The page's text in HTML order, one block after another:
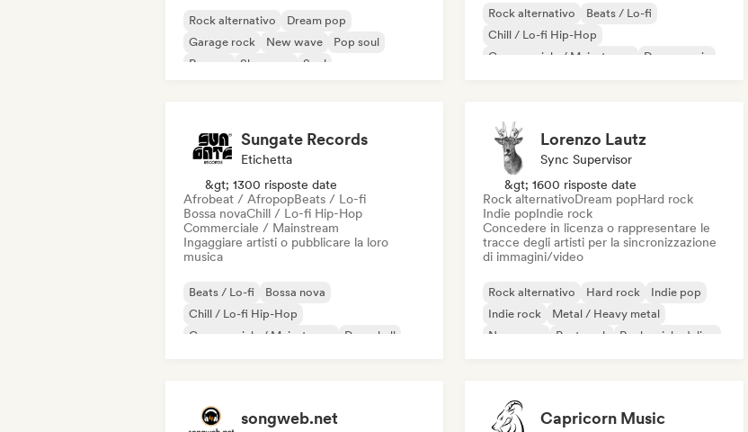
Rock alternativo
Dream pop
Garage rock
New wave
Pop soul
Reggae
Shoegaze Soul
Rock alternativo
Beats / Lo-fi
Chill / Lo-fi Hip-Hop
Commerciale / Mainstream
Dance music
Sungate Records
Etichetta
&gt; 1300 risposte date
Afrobeat / AfropopBeats / Lo-fi
Bossa novaChill / Lo-fi Hip-Hop
Commerciale / Mainstream
Ingaggiare artisti o pubblicare la loro
musica
Beats / Lo-fi
Bossa nova
Chill / Lo-fi Hip-Hop
Commerciale / Mainstream
Dancehall
Lorenzo Lautz
Sync Supervisor
&gt; 1600 risposte date
Rock alternativoDream popHard rock
Indie popIndie rock
Concedere in licenza o rappresentare le
tracce degli artisti per la sincronizzazione
di immagini/video
Rock alternativo Hard rock
Indie pop
Indie rock
Metal / Heavy metal
New wave
Post punk Rock psichedelico
songweb.net Capricorn Music